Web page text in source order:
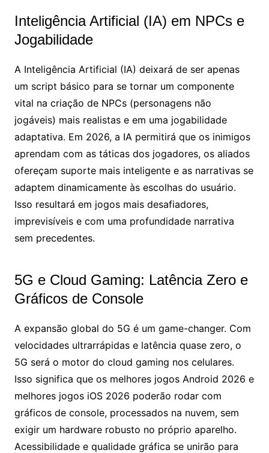
Inteligência Artificial (IA) em NPCs e
Jogabilidade
A Inteligência Artificial (IA) deixará de ser apenas
um script básico para se tornar um componente
vital na criação de NPCs (personagens não
jogáveis) mais realistas e em uma jogabilidade
adaptativa. Em 2026, a IA permitirá que os inimigos
aprendam com as táticas dos jogadores, os aliados
ofereçam suporte mais inteligente e as narrativas se
adaptem dinamicamente às escolhas do usuário.
Isso resultará em jogos mais desafiadores,
imprevisíveis e com uma profundidade narrativa
sem precedentes.
5G e Cloud Gaming: Latência Zero e
Gráficos de Console
A expansão global do 5G é um game-changer. Com
velocidades ultrarrápidas e latência quase zero, o
5G será o motor do cloud gaming nos celulares.
Isso significa que os melhores jogos Android 2026 e
melhores jogos iOS 2026 poderão rodar com
gráficos de console, processados na nuvem, sem
exigir um hardware robusto no próprio aparelho.
Acessibilidade e qualidade gráfica se unirão para